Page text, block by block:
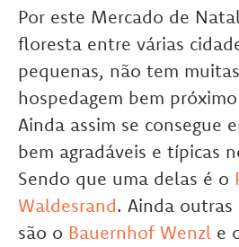
Por este Mercado de
floresta entre várias
pequenas, não tem
hospedagem bem
Ainda assim se consegue
bem agradáveis e típicas
Sendo que uma delas é o
Waldesrand. Ainda outras
são o Bauernhof Wenzl e